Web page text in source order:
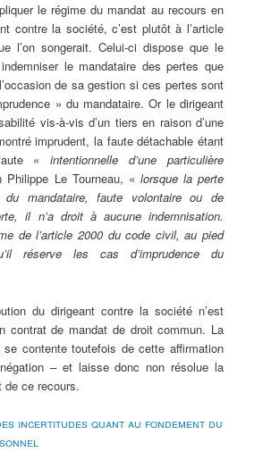
le régime du mandat au recours en
contre la société, c’est plutôt à l’article
l’on songerait. Celui-ci dispose que le
le mandataire des pertes que
de sa gestion si ces pertes sont
» du mandataire. Or le dirigeant
vis-à-vis d’un tiers en raison d’une
imprudent, la faute détachable étant
faute «intentionnelle d’une particulière
Le Tourneau, « lorsque la perte
mandataire, faute volontaire ou de
il n’a droit à aucune indemnisation.
de l’article 2000 du code civil, au pied
réserve les cas d’imprudence du
du dirigeant contre la société n’est
contrat de mandat de droit commun. La
se contente toutefois de cette affirmation
– et laisse donc non résolue la
de ce recours.
incertitudes quant au fondement du